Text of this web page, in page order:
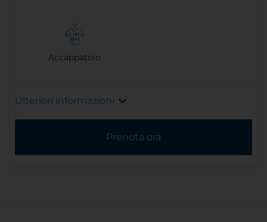
Accappatoio
Ulteriori informazioni
Prenota ora